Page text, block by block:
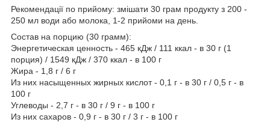
Рекомендації по прийому: змішати 30 грам продукту з 200 -
250 мл води або молока, 1-2 прийоми на день.
Состав на порцию (30 грамм):
Энергетическая ценность - 465 кДж / 111 ккал - в 30 г (1
порция) / 1549 кДж / 370 ккал - в 100 г
Жира - 1,8 г / 6 г
Из них насыщенных жирных кислот - 0,1 г - в 30 г / 0,5 г - в
100 г
Углеводы - 2,7 г - в 30 г / 9 г - в 100 г
Из них сахаров - 0,9 г - в 30 г / 3 г - в 100 г